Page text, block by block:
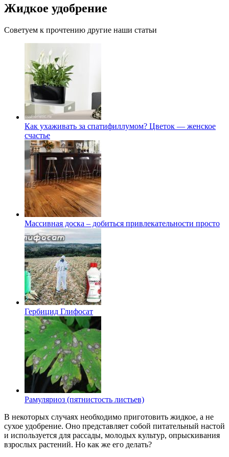
Жидкое удобрение
Советуем к прочтению другие наши статьи
Как ухаживать за спатифиллумом? Цветок — женское
счастье
Массивная доска – добиться привлекательности просто
Гербицид Глифосат
Рамуляриоз (пятнистость листьев)
В некоторых случаях необходимо приготовить жидкое, а не
сухое удобрение. Оно представляет собой питательный настой
и используется для рассады, молодых культур, опрыскивания
взрослых растений. Но как же его делать?